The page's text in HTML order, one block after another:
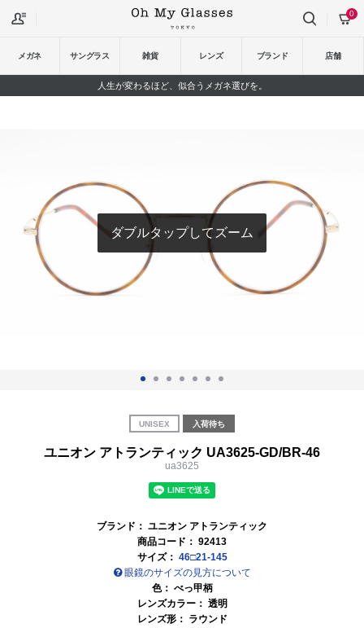
メガネ サングラス 雑貨 レンズ ブランド 店舗
0
人生が変わるほど、似合うメガネ選びを。
ダブルタップしてズーム
UNISEX 入荷待ち
ユニオン アトランティック UA3625-GD/BR-46
ua3625
ブランド： ユニオン アトランティック
商品コード： 92413
サイズ： 46□21-145
眼鏡のサイズの見方について
色： べっ甲柄
レンズカラー： 透明
レンズ形： ラウンド